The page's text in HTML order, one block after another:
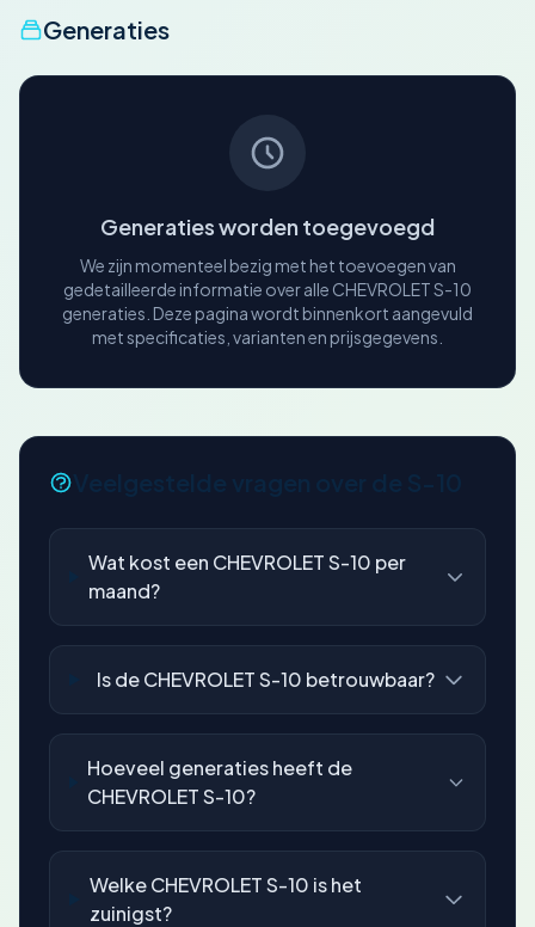
Generaties
Generaties worden toegevoegd
We zijn momenteel bezig met het toevoegen van
gedetailleerde informatie over alle CHEVROLET S-10
generaties. Deze pagina wordt binnenkort aangevuld
met specificaties, varianten en prijsgegevens.
Wat kost een CHEVROLET S-10 per
maand?
Is de CHEVROLET S-10 betrouwbaar?
Hoeveel generaties heeft de
CHEVROLET S-10?
Welke CHEVROLET S-10 is het
zuinigst?